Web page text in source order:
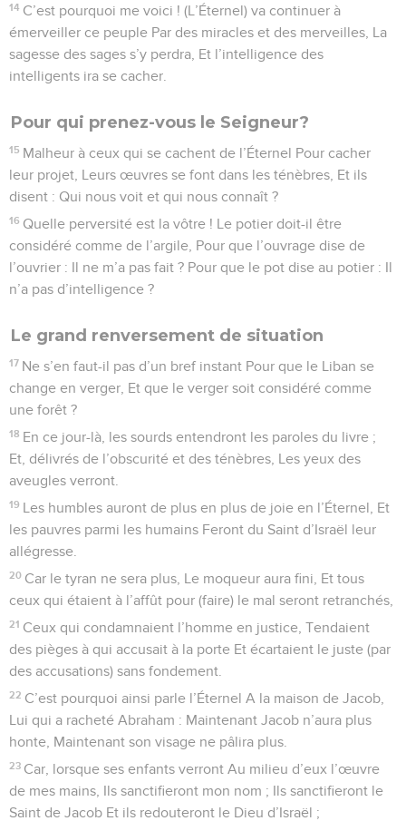
14 C’est pourquoi me voici ! (L’Éternel) va continuer à
émerveiller ce peuple Par des miracles et des merveilles, La
sagesse des sages s’y perdra, Et l’intelligence des
intelligents ira se cacher.
Pour qui prenez-vous le Seigneur?
15 Malheur à ceux qui se cachent de l’Éternel Pour cacher
leur projet, Leurs œuvres se font dans les ténèbres, Et ils
disent : Qui nous voit et qui nous connaît ?
16 Quelle perversité est la vôtre ! Le potier doit-il être
considéré comme de l’argile, Pour que l’ouvrage dise de
l’ouvrier : Il ne m’a pas fait ? Pour que le pot dise au potier : Il
n’a pas d’intelligence ?
Le grand renversement de situation
17 Ne s’en faut-il pas d’un bref instant Pour que le Liban se
change en verger, Et que le verger soit considéré comme
une forêt ?
18 En ce jour-là, les sourds entendront les paroles du livre ;
Et, délivrés de l’obscurité et des ténèbres, Les yeux des
aveugles verront.
19 Les humbles auront de plus en plus de joie en l’Éternel, Et
les pauvres parmi les humains Feront du Saint d’Israël leur
allégresse.
20 Car le tyran ne sera plus, Le moqueur aura fini, Et tous
ceux qui étaient à l’affût pour (faire) le mal seront retranchés,
21 Ceux qui condamnaient l’homme en justice, Tendaient
des pièges à qui accusait à la porte Et écartaient le juste (par
des accusations) sans fondement.
22 C’est pourquoi ainsi parle l’Éternel A la maison de Jacob,
Lui qui a racheté Abraham : Maintenant Jacob n’aura plus
honte, Maintenant son visage ne pâlira plus.
23 Car, lorsque ses enfants verront Au milieu d’eux l’œuvre
de mes mains, Ils sanctifieront mon nom ; Ils sanctifieront le
Saint de Jacob Et ils redouteront le Dieu d’Israël ;